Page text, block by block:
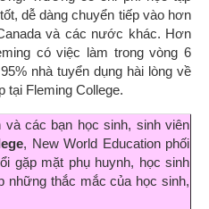
dễ dàng chuyển tiếp vào hơn
và các nước khác. Hơn
có việc làm trong vòng 6
nhà tuyển dụng hài lòng về
tại Fleming College.
và các bạn học sinh, sinh viên
, New World Education phối
gặp mặt phụ huynh, học sinh
những thắc mắc của học sinh,